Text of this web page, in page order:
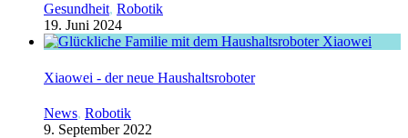
Gesundheit, Robotik
19. Juni 2024
Xiaowei - der neue Haushaltsroboter
News, Robotik
9. September 2022